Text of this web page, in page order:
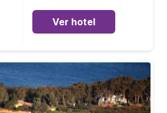
Ver hotel